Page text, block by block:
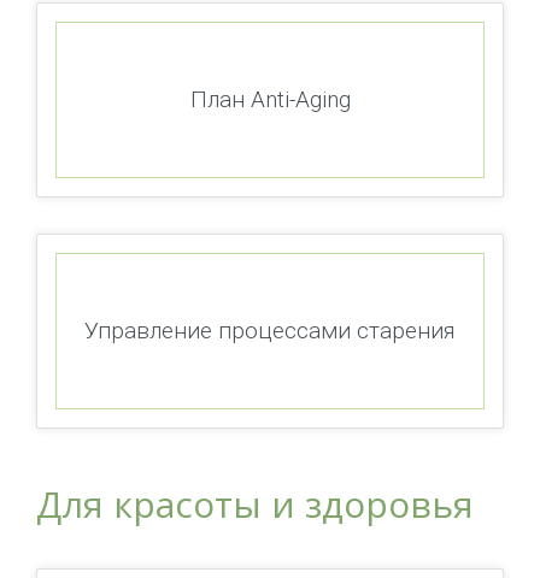
План Anti-Aging
Управление процессами старения
Для красоты и здоровья